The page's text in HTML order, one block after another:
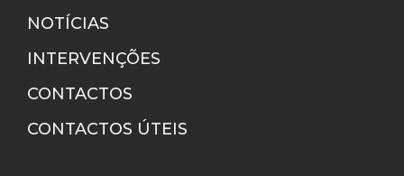
NOTÍCIAS
INTERVENÇÕES
CONTACTOS
CONTACTOS ÚTEIS